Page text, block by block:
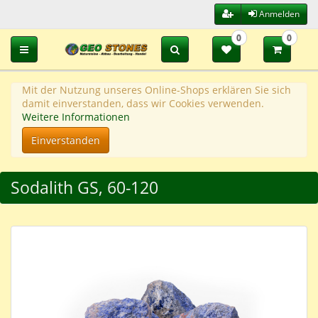
Anmelden
Toggle navigation
0 0
Mit der Nutzung unseres Online-Shops erklären Sie sich
damit einverstanden, dass wir Cookies verwenden.
Weitere Informationen
Einverstanden
Sodalith GS, 60-120